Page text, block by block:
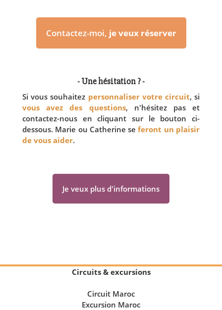
Contactez-moi, je veux réserver
- Une hésitation ? -
Si vous souhaitez personnaliser votre circuit, si
vous avez des questions, n'hésitez pas et
contactez-nous en cliquant sur le bouton ci-
dessous. Marie ou Catherine seferont un plaisir
de vous aider.
Je veux plus d'informations
Circuits & excursions
Circuit Maroc
Excursion Maroc